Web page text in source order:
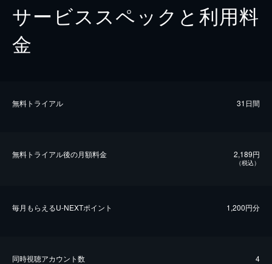
サービススペックと利用料
金
無料トライアル 31日間
無料トライアル後の⽉額料金 2,189円
（税込）
毎⽉もらえるU-NEXTポイント 1,200円分
同時視聴アカウント数 4